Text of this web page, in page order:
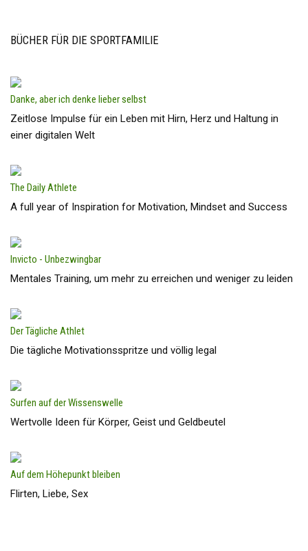
BÜCHER FÜR DIE SPORTFAMILIE
Danke, aber ich denke lieber selbst
Zeitlose Impulse für ein Leben mit Hirn, Herz und Haltung in
einer digitalen Welt
The Daily Athlete
A full year of Inspiration for Motivation, Mindset and Success
Invicto - Unbezwingbar
Mentales Training, um mehr zu erreichen und weniger zu leiden
Der Tägliche Athlet
Die tägliche Motivationsspritze und völlig legal
Surfen auf der Wissenswelle
Wertvolle Ideen für Körper, Geist und Geldbeutel
Auf dem Höhepunkt bleiben
Flirten, Liebe, Sex